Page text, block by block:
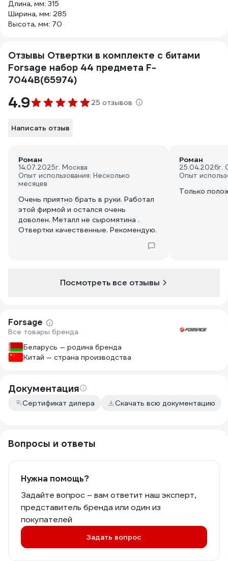
Длина, мм: 315
Ширина, мм: 285
Высота, мм: 70
Отзывы Отвертки в комплекте с битами
Forsage набор 44 предмета F-
7044B(65974)
4.9 25 отзывов
Написать отзыв
Роман
14.07.2025г. Москва
Опыт использования: Несколько
месяцев
Очень приятно брать в руки. Работал
этой фирмой и остался очень
доволен. Металл не сыромятина .
Отвертки качественные. Рекомендую.
Роман
25.04.2026г.
Опыт
Только
Посмотреть все отзывы
Forsage
Все товары бренда
Беларусь — родина бренда
Китай — страна производства
Документация
Сертификат дилера Скачать всю документацию
Вопросы и ответы
Нужна помощь?
Задайте вопрос – вам ответит наш эксперт,
представитель бренда или один из
покупателей
Задать вопрос